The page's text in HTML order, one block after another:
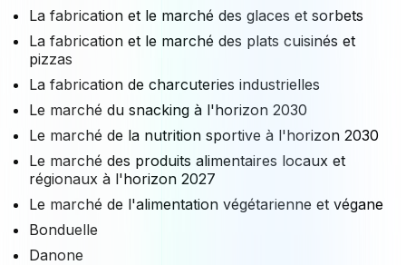
La fabrication et le marché des glaces et sorbets
La fabrication et le marché des plats cuisinés et
pizzas
La fabrication de charcuteries industrielles
Le marché du snacking à l'horizon 2030
Le marché de la nutrition sportive à l'horizon 2030
Le marché des produits alimentaires locaux et
régionaux à l'horizon 2027
Le marché de l'alimentation végétarienne et végane
Bonduelle
Danone